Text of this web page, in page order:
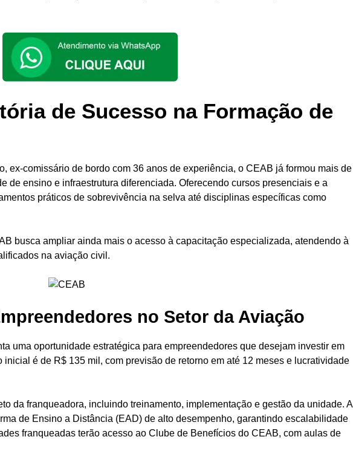
de Sucesso na Formação de
ex-comissário de bordo com 36 anos de experiência, o CEAB já formou mais de
de ensino e infraestrutura diferenciada. Oferecendo cursos presenciais e a
práticos de sobrevivência na selva até disciplinas específicas como
busca ampliar ainda mais o acesso à capacitação especializada, atendendo à
na aviação civil.
no Setor da Aviação
uma oportunidade estratégica para empreendedores que desejam investir em
inicial é de R$ 135 mil, com previsão de retorno em até 12 meses e lucratividade
da franqueadora, incluindo treinamento, implementação e gestão da unidade. A
de Ensino a Distância (EAD) de alto desempenho, garantindo escalabilidade
franqueadas terão acesso ao Clube de Benefícios do CEAB, com aulas de